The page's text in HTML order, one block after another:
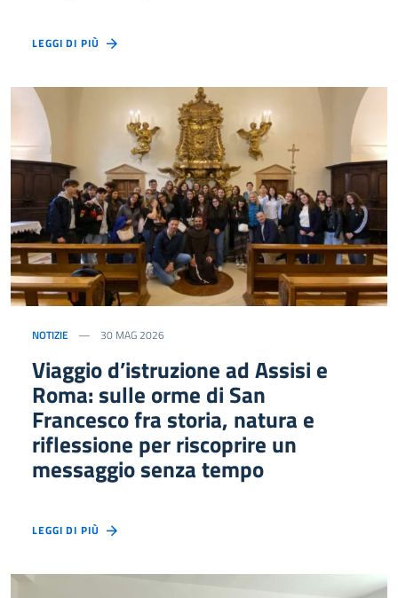
LEGGI DI PIÙ
NOTIZIE 30 MAG 2026
Viaggio d’istruzione ad Assisi e
Roma: sulle orme di San
Francesco fra storia, natura e
riflessione per riscoprire un
messaggio senza tempo
LEGGI DI PIÙ